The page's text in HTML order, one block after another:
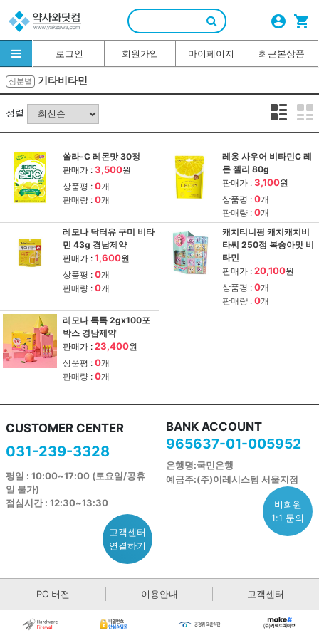
account_circle shopping_cart
로그인 회원가입 마이페이지 최근본상품
성분별 기타비타민
정렬
쏠라-C 레몬맛 30정
판매가 :3,500원
상품평 :0개
판매량 :0개
레옹 사우어 비타민C 레
몬 젤리 80g
판매가 :3,100원
상품평 :0개
판매량 :0개
레모나 닥터유 구미 비타
민 43g 경남제약
판매가 :1,600원
상품평 :0개
판매량 :0개
캐치티니핑 캐치캐치비
타씨 250정 복숭아맛 비
타민
판매가 :20,100원
상품평 :0개
판매량 :0개
레모나 톡톡 2gx100포
박스 경남제약
판매가 :23,400원
상품평 :0개
판매량 :0개
CUSTOMER CENTER
031-239-3328
평일 : 10:00~17:00 (토요일/공휴
일 불가)
점심시간 : 12:30~13:30
고객센터
연결하기
BANK ACCOUNT
965637-01-005952
은행명:국민은행
예금주:(주)이레시스템 서울지점
비회원
1:1 문의
PC 버전 이용안내 고객센터